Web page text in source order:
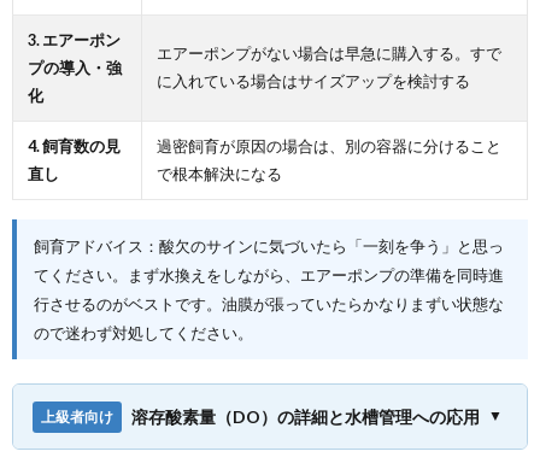
3. エアーポン
プの導入・強
化
エアーポンプがない場合は早急に購入する。すで
に入れている場合はサイズアップを検討する
4. 飼育数の見
直し
過密飼育が原因の場合は、別の容器に分けること
で根本解決になる
飼育アドバイス：酸欠のサインに気づいたら「一刻を争う」と思っ
てください。まず水換えをしながら、エアーポンプの準備を同時進
行させるのがベストです。油膜が張っていたらかなりまずい状態な
ので迷わず対処してください。
上級者向け 溶存酸素量（DO）の詳細と水槽管理への応用 ▼